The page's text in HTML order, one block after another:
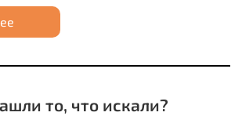
то, что искали?